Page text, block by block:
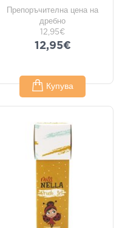
Препоръчителна цена на
дребно
12,95€
12,95€
Купува